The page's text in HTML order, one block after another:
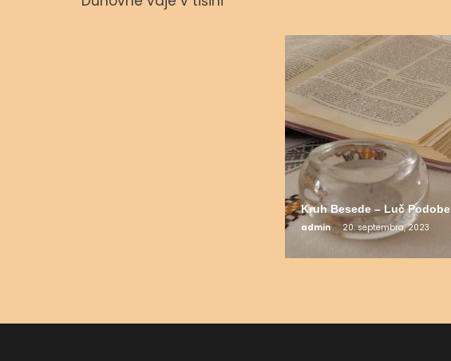
admin 23. septembra, 2023
Kruh Besede – Luč Podobe
admin 20. septembra, 2023